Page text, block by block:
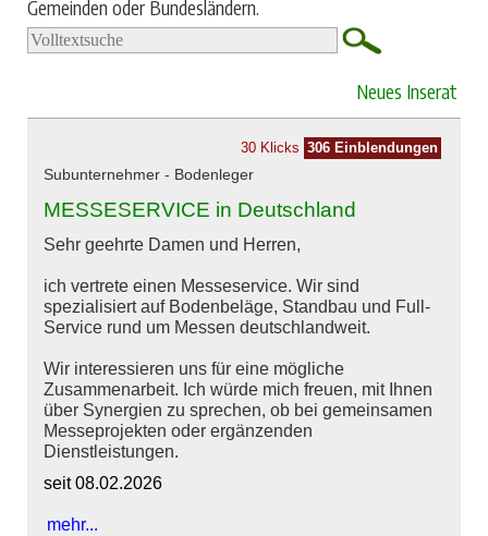
Gemeinden oder Bundesländern.
Neues Inserat
30 Klicks 306 Einblendungen
Subunternehmer - Bodenleger
MESSESERVICE in Deutschland
Sehr geehrte Damen und Herren,
ich vertrete einen Messeservice. Wir sind
spezialisiert auf Bodenbeläge, Standbau und Full-
Service rund um Messen deutschlandweit.
Wir interessieren uns für eine mögliche
Zusammenarbeit. Ich würde mich freuen, mit Ihnen
über Synergien zu sprechen, ob bei gemeinsamen
Messeprojekten oder ergänzenden
Dienstleistungen.
seit 08.02.2026
mehr...